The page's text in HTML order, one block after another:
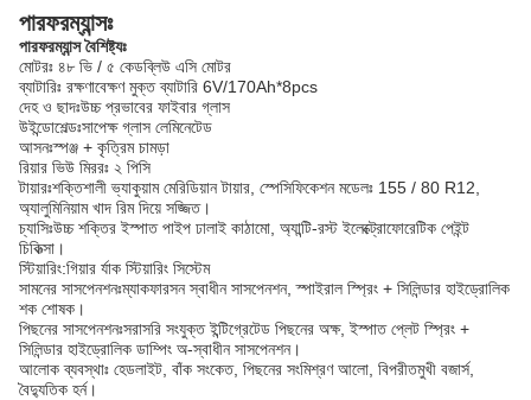
পারফরম্যান্সঃ
পারফরম্যান্স বৈশিষ্ট্যঃ
মোটরঃ ৪৮ ভি / ৫ কেডব্লিউ এসি মোটর
ব্যাটারিঃ রক্ষণাবেক্ষণ মুক্ত ব্যাটারি 6V/170Ah*8pcs
দেহ ও ছাদঃউচ্চ প্রভাবের ফাইবার গ্লাস
উইন্ডোশেল্ডঃসাপেক্ষ গ্লাস লেমিনেটেড
আসনঃস্পঞ্জ + কৃত্রিম চামড়া
রিয়ার ভিউ মিররঃ ২ পিসি
টায়ারঃশক্তিশালী ভ্যাকুয়াম মেরিডিয়ান টায়ার, স্পেসিফিকেশন মডেলঃ 155 / 80 R12,
অ্যালুমিনিয়াম খাদ রিম দিয়ে সজ্জিত।
চ্যাসিঃউচ্চ শক্তির ইস্পাত পাইপ ঢালাই কাঠামো, অ্যান্টি-রস্ট ইলেক্ট্রোফোরেটিক পেইন্ট
চিকিত্সা।
স্টিয়ারিং:গিয়ার র্যাক স্টিয়ারিং সিস্টেম
সামনের সাসপেনশনঃম্যাকফারসন স্বাধীন সাসপেনশন, স্পাইরাল স্প্রিং + সিলিন্ডার হাইড্রোলিক
শক শোষক।
পিছনের সাসপেনশনঃসরাসরি সংযুক্ত ইন্টিগ্রেটেড পিছনের অক্ষ, ইস্পাত প্লেট স্প্রিং +
সিলিন্ডার হাইড্রোলিক ডাম্পিং অ-স্বাধীন সাসপেনশন।
আলোক ব্যবস্থাঃ হেডলাইট, বাঁক সংকেত, পিছনের সংমিশ্রণ আলো, বিপরীতমুখী বজার্স,
বৈদ্যুতিক হর্ন।